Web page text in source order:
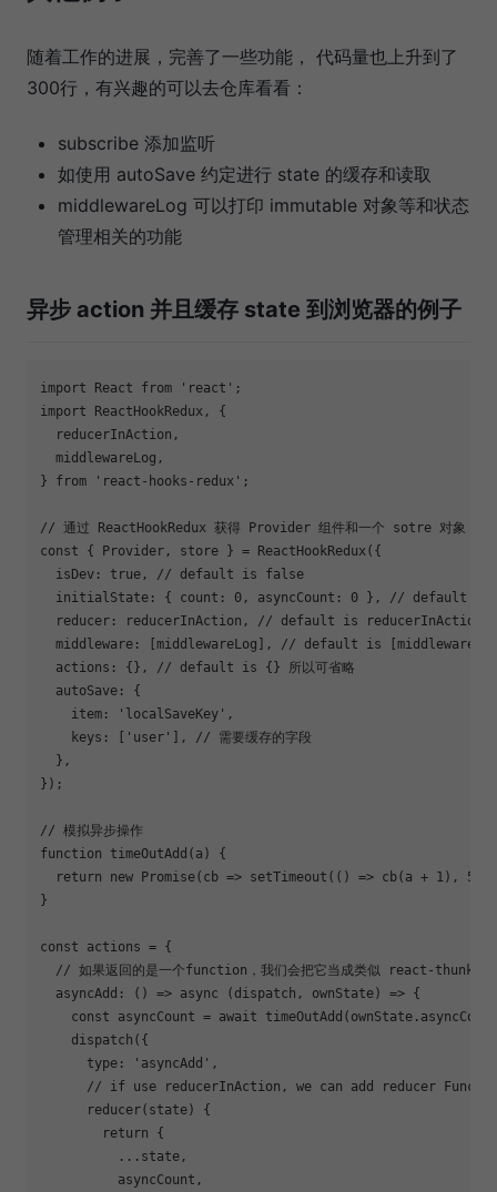
随着工作的进展，完善了一些功能， 代码量也上升到了
300行，有兴趣的可以去仓库看看：
subscribe 添加监听
如使用 autoSave 约定进行 state 的缓存和读取
middlewareLog 可以打印 immutable 对象等和状态
管理相关的功能
异步 action 并且缓存 state 到浏览器的例子
import React from 'react'
import ReactHookRedux, {
  reducerInAction,
  middlewareLog,
} from 'react-hooks-redux' ;
// 通过 ReactHookRedux 获得 Provider 组件和一个 sotre 对象
const { Provider, store } = ReactHookRedux({
isDev : true , // default is false
  initialState: {
count : 0 , asyncCount : 0 }, // default is
  reducer: reducerInAction,
// default is reducerInAction 所
  middleware: [middlewareLog],
// default is [middlewareLog]
  actions: {},
// default is {} 所以可省略
  autoSave: {
item : 'localSaveKey' ,
keys : [ 'user' ], // 需要缓存的字段
  },
});
// 模拟异步操作
function
timeOutAdd ( a ) {
return
new Promise( cb => setTimeout( () => cb(a + 1 ), 500
}
const actions = {
// 如果返回的是一个function，我们会把它当成类似 react-thunk 的
  asyncAdd:
() => async (dispatch, ownState) => {
const asyncCount = await
    dispatch({
type : 'asyncAdd' ,
// if use reducerInAction, we can add reducer
      reducer(state) {
return {
          ...state,
          asyncCount,